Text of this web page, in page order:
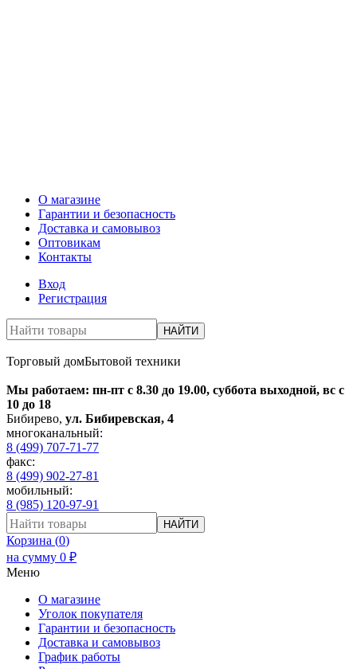
О магазине
Гарантии и безопасность
Доставка и самовывоз
Оптовикам
Контакты
Вход
Регистрация
НАЙТИ
Торговый домБытовой техники
Мы работаем: пн-пт с 8.30 до 19.00, суббота выходной, вс с
10 до 18
Бибирево, ул. Бибиревская, 4
многоканальный:
8 (499) 707-71-77
факс:
8 (499) 902-27-81
мобильный:
8 (985) 120-97-91
НАЙТИ
Корзина (0)
на сумму 0 ₽
Меню
О магазине
Уголок покупателя
Гарантии и безопасность
Доставка и самовывоз
График работы